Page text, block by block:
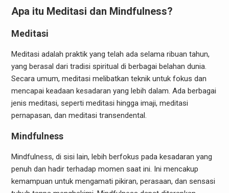
Apa itu Meditasi dan Mindfulness?
Meditasi
Meditasi adalah praktik yang telah ada selama ribuan tahun,
yang berasal dari tradisi spiritual di berbagai belahan dunia.
Secara umum, meditasi melibatkan teknik untuk fokus dan
mencapai keadaan kesadaran yang lebih dalam. Ada berbagai
jenis meditasi, seperti meditasi hingga imaji, meditasi
pernapasan, dan meditasi transendental.
Mindfulness
Mindfulness, di sisi lain, lebih berfokus pada kesadaran yang
penuh dan hadir terhadap momen saat ini. Ini mencakup
kemampuan untuk mengamati pikiran, perasaan, dan sensasi